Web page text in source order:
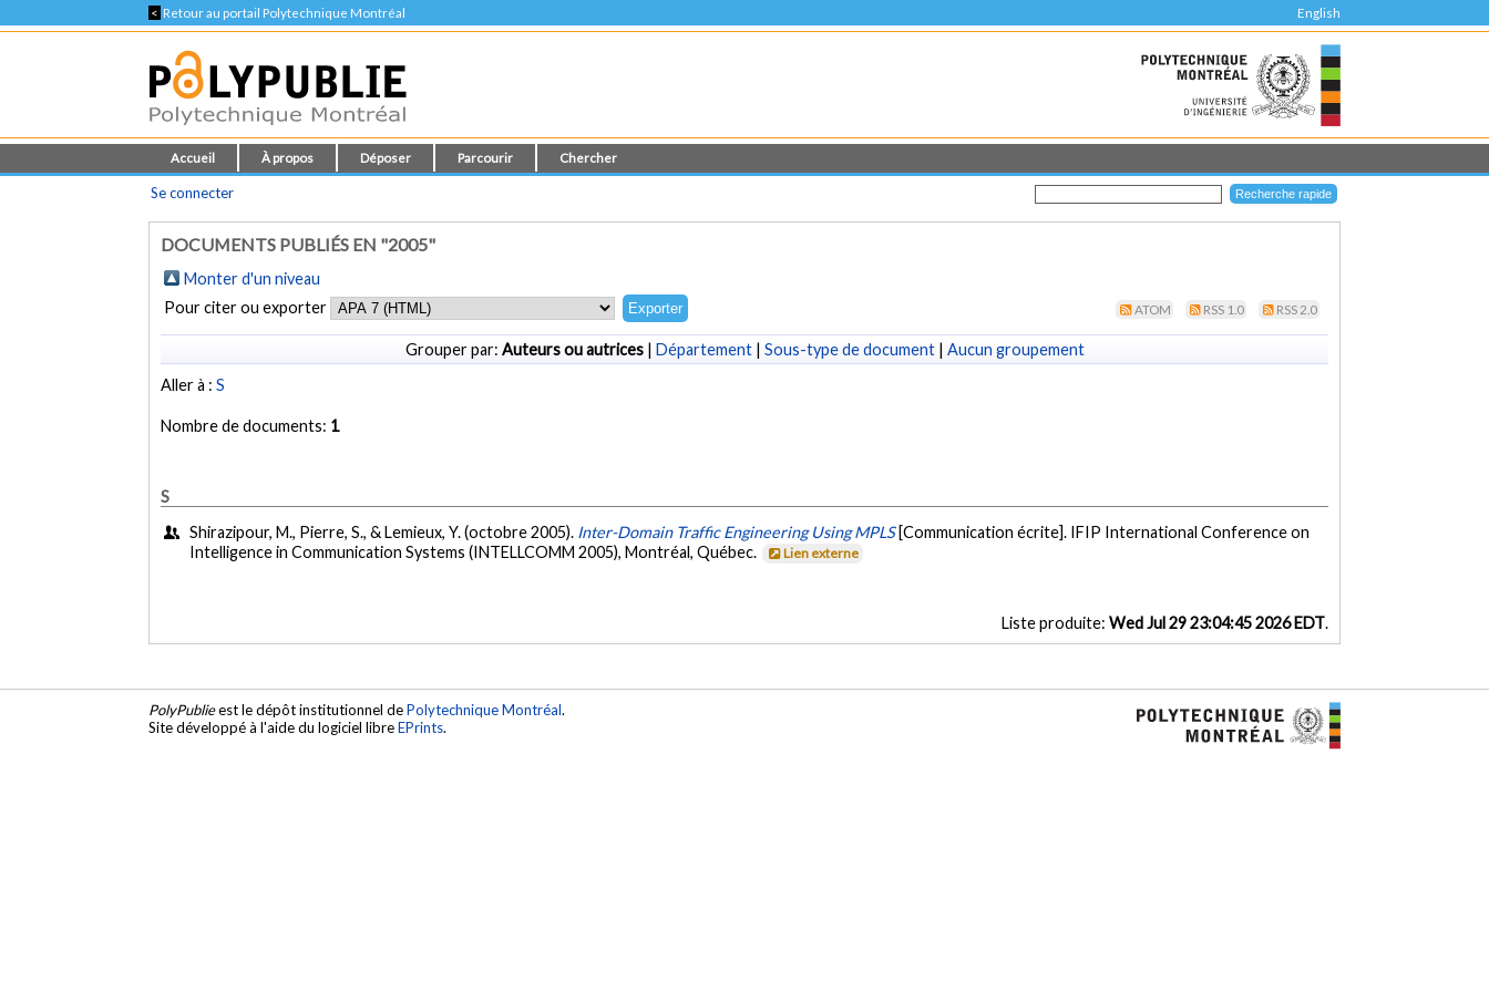
< Retour au portail Polytechnique Montréal English
Accueil À propos Déposer Parcourir Chercher
Se connecter
DOCUMENTS PUBLIÉS EN "2005"
Monter d'un niveau
Pour citer ou exporter
ATOM RSS 1.0 RSS 2.0
Grouper par: Auteurs ou autrices| Département| Sous-type de document| Aucun groupement
Aller à :S
Nombre de documents: 1
S
Shirazipour, M., Pierre, S., & Lemieux, Y. (octobre 2005). Inter-Domain Traffic Engineering Using MPLS [Communication écrite]. IFIP International Conference on
Intelligence in Communication Systems (INTELLCOMM 2005), Montréal, Québec.
Lien externe
Liste produite: Wed Jul 29 23:04:45 2026 EDT.
PolyPublieest le dépôt institutionnel dePolytechnique Montréal.
Site développé à l'aide du logiciel libreEPrints.